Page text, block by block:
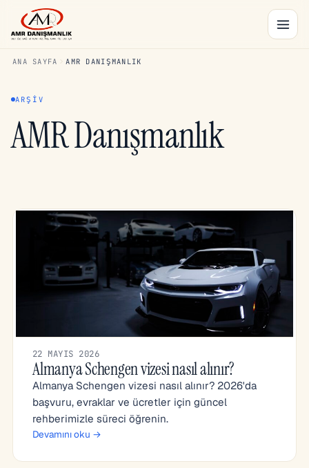
ANA SAYFA AMR DANIŞMANLIK
ARŞIV
AMR Danışmanlık
22 MAYIS 2026
Almanya Schengen vizesi nasıl alınır?
Almanya Schengen vizesi nasıl alınır? 2026'da
başvuru, evraklar ve ücretler için güncel
rehberimizle süreci öğrenin.
Devamını oku →